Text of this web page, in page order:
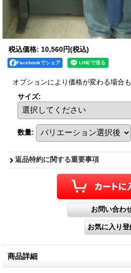
税込価格: 10,560円(税込)
Facebookでシェア
オプションにより価格が変わる場合も
サイズ:
数量:
返品特約に関する重要事項
商品詳細